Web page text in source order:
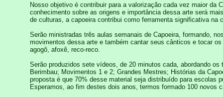
Nosso objetivo é contribuir para a valorização cada vez maior da
conhecimento sobre as origens e importância dessa arte será
de culturas, a capoeira contribui como ferramenta significativa na
Serão ministradas três aulas semanais de Capoeira, formando,
movimentos dessa arte e também cantar seus cânticos e tocar
agogô, afoxê, reco-reco.
Serão produzidos sete vídeos, de 20 minutos cada, abordando
Berimbau; Movimentos 1 e 2; Grandes Mestres; Histórias da
proposta é que 70% desse material seja distribuído para escolas
Esperamos, ao fim destes dois anos, termos formado 100 novos